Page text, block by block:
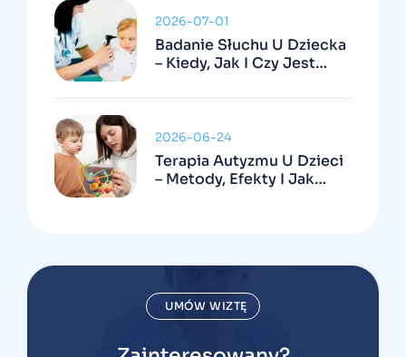
Badanie Słuchu U Dziecka
– Kiedy, Jak I Czy Jest
2026-07-01
Terapia Autyzmu U Dzieci
– Metody, Efekty I Jak
2026-06-24
UMÓW WIZTĘ